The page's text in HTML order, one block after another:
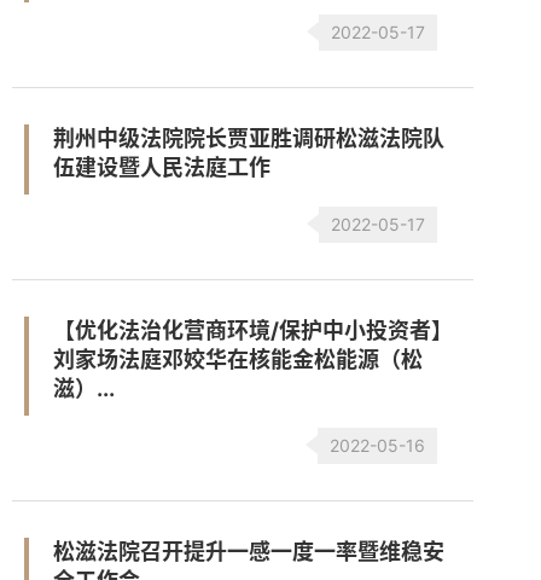
2022-05-17
荆州中级法院院长贾亚胜调研松滋法院队
伍建设暨人民法庭工作
2022-05-17
【优化法治化营商环境/保护中小投资者】
刘家场法庭邓姣华在核能金松能源（松
滋）...
2022-05-16
松滋法院召开提升一感一度一率暨维稳安